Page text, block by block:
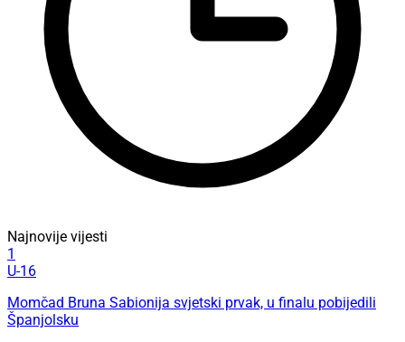
Najnovije vijesti
1
U-16
Momčad Bruna Sabionija svjetski prvak, u finalu pobijedili
Španjolsku